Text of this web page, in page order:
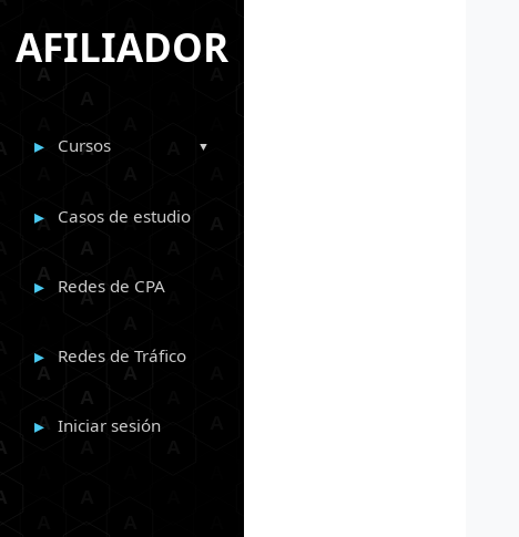
AFILIADOR
Cursos
Casos de estudio
Redes de CPA
Redes de Tráfico
Iniciar sesión